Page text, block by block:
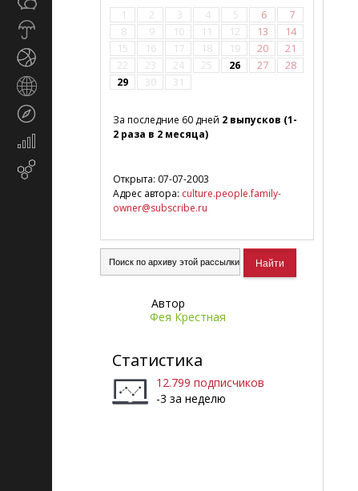
Экономика
маркетинг
1 2 3 4 5 6
7
8
9 10 11 12 13
14
15
16 17 18 19 20
21
22
23 24 25 26 27
28
29
30 31
За последние 60 дней 2 выпусков (1-
2 раза в 2 месяца)
Открыта: 07-07-2003
Адрес автора: culture.people.family-
owner@subscribe.ru
Автор
Фея Крестная
Статистика
12.799 подписчиков
-3 за неделю